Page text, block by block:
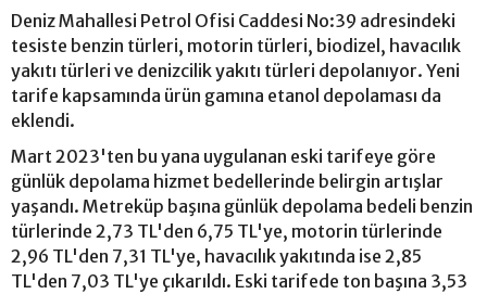
Deniz Mahallesi Petrol Ofisi Caddesi No:39 adresindeki
tesiste benzin türleri, motorin türleri, biodizel, havacılık
yakıtı türleri ve denizcilik yakıtı türleri depolanıyor. Yeni
tarife kapsamında ürün gamına etanol depolaması da
eklendi.
Mart 2023'ten bu yana uygulanan eski tarifeye göre
günlük depolama hizmet bedellerinde belirgin artışlar
yaşandı. Metreküp başına günlük depolama bedeli benzin
türlerinde 2,73 TL'den 6,75 TL'ye, motorin türlerinde
2,96 TL'den 7,31 TL'ye, havacılık yakıtında ise 2,85
TL'den 7,03 TL'ye çıkarıldı. Eski tarifede ton başına 3,53